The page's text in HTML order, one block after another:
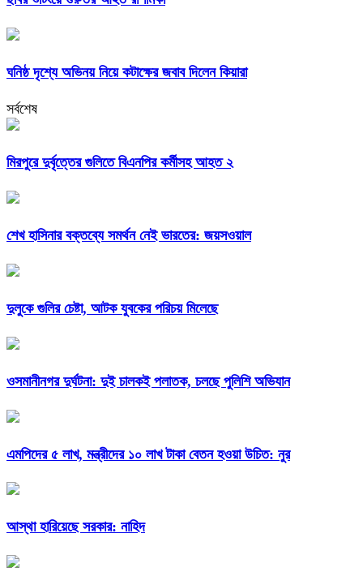
ঘনিষ্ঠ দৃশ্যে অভিনয় নিয়ে কটাক্ষের জবাব দিলেন কিয়ারা
সর্বশেষ
মিরপুরে দুর্বৃত্তের গুলিতে বিএনপির কর্মীসহ আহত ২
শেখ হাসিনার বক্তব্যে সমর্থন নেই ভারতের: জয়সওয়াল
দুলুকে গুলির চেষ্টা, আটক যুবকের পরিচয় মিলেছে
ওসমানীনগর দুর্ঘটনা: দুই চালকই পলাতক, চলছে পুলিশি অভিযান
এমপিদের ৫ লাখ, মন্ত্রীদের ১০ লাখ টাকা বেতন হওয়া উচিত: নুর
আস্থা হারিয়েছে সরকার: নাহিদ